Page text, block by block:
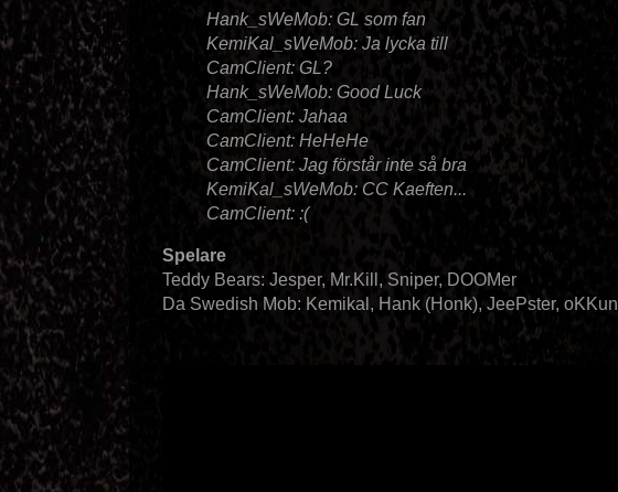
Hank_sWeMob: GL som fan
KemiKal_sWeMob: Ja lycka till
CamClient: GL?
Hank_sWeMob: Good Luck
CamClient: Jahaa
CamClient: HeHeHe
CamClient: Jag förstår inte så bra
KemiKal_sWeMob: CC Kaeften...
CamClient: :(
Spelare
Teddy Bears: Jesper, Mr.Kill, Sniper, DOOMer
Da Swedish Mob: Kemikal, Hank (Honk), JeePster, oKKun